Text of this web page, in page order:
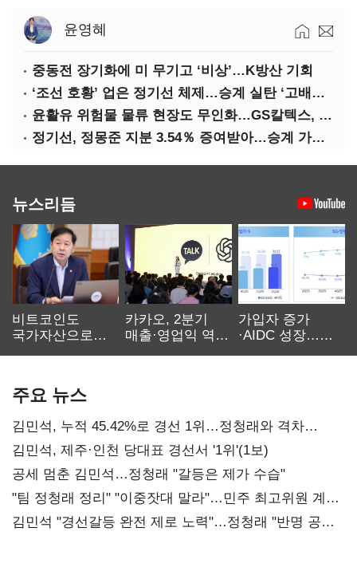
윤영혜
중동전 장기화에 미 무기고 ‘비상’…K방산 기회
‘조선 호황’ 업은 정기선 체제…승계 실탄 ‘고배당’ 주목
윤활유 위험물 물류 현장도 무인화…GS칼텍스, 디지털 전환 가속
정기선, 정몽준 지분 3.54％ 증여받아…승계 가속화
뉴스리듬
비트코인도
국가자산으로…'
카카오, 2분기
매출·영업익 역대
가입자 증가
·AIDC 성장…
주요 뉴스
김민석, 누적 45.42%로 경선 1위…정청래와 격차
0.86%p(2보)
김민석, 제주·인천 당대표 경선서 '1위'(1보)
공세 멈춘 김민석…정청래 "갈등은 제가 수습"
"팀 정청래 정리" "이중잣대 말라"…민주 최고위원 계파
다툼 격화
김민석 "경선갈등 완전 제로 노력"…정청래 "반명 공세